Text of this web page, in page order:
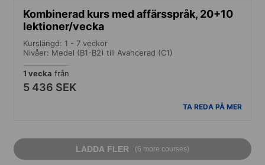
Kombinerad kurs med affärsspråk, 20+10
lektioner/vecka
Kurslängd: 1 - 7 veckor
Nivåer: Medel (B1-B2) till Avancerad (C1)
1 vecka från
5 436 SEK
TA REDA PÅ MER
LADDA FLER (6 more courses)